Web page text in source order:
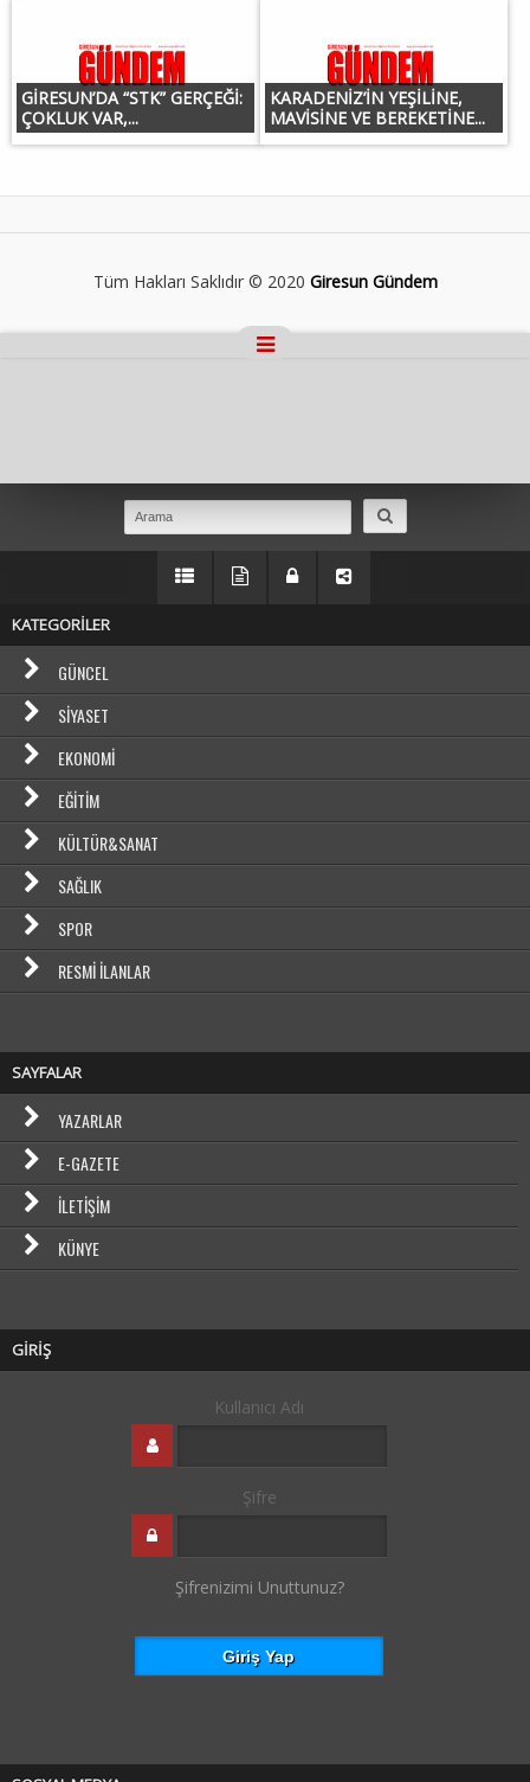
GİRESUN’DA “STK” GERÇEĞİ:
ÇOKLUK VAR,...
KARADENİZ’İN YEŞİLİNE,
MAVİSİNE VE BEREKETİNE...
Tüm Hakları Saklıdır © 2020 Giresun Gündem
KATEGORİLER
GÜNCEL
SIYASET
EKONOMI
EĞITIM
KÜLTÜR&SANAT
SAĞLIK
SPOR
RESMI İLANLAR
SAYFALAR
YAZARLAR
E-GAZETE
İLETIŞIM
KÜNYE
GİRİŞ
Kullanıcı Adı
Şifre
Şifrenizimi Unuttunuz?